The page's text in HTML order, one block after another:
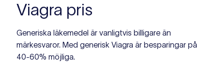
Viagra pris
Generiska läkemedel är vanligtvis billigare än
märkesvaror. Med generisk Viagra är besparingar på
40-60% möjliga.